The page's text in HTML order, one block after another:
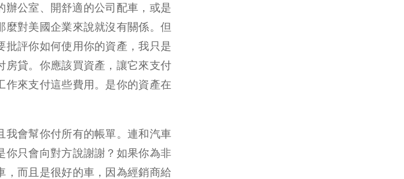
辦公室、開舒適的公司配車，或是
對美國企業來說就沒有關係。但
批評你如何使用你的資產，我只是
房貸。你應該買資產，讓它來支付
來支付這些費用。是你的資產在
我會幫你付所有的帳單。連和汽車
你只會向對方說謝謝？如果你為非
而且是很好的車，因為經銷商給